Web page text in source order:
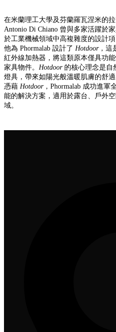
在米蘭理工大學及芬蘭羅瓦涅米的
Antonio Di Chiano 曾與多家活躍於
於工業機械領域中高複雜度的設計項
他為 Phormalab 設計了 Hotdoor，這
紅外線加熱器，將這類原本僅具功
家具物件。 Hotdoor的核心理念是自
燈具，帶來如陽光般溫暖肌膚的舒適
憑藉 Hotdoor，Phormalab 成功進軍
能的解決方案，適用於露台、戶外
域。